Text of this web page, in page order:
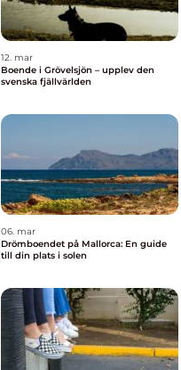
12. mar
Boende i Grövelsjön – upplev den
svenska fjällvärlden
06. mar
Drömboendet på Mallorca: En guide
till din plats i solen